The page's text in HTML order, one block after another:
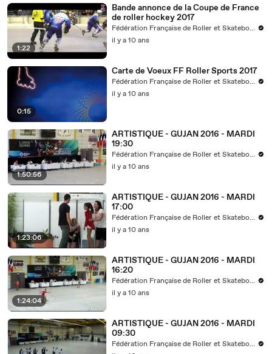
1:22
Bande annonce de la Coupe de France
de roller hockey 2017
Fédération Française de Roller et Skateboard
il y a 10 ans
0:15
Carte de Voeux FF Roller Sports 2017
Fédération Française de Roller et Skateboard
il y a 10 ans
1:50:56
ARTISTIQUE - GUJAN 2016 - MARDI
19:30
Fédération Française de Roller et Skateboard
il y a 10 ans
1:23:06
ARTISTIQUE - GUJAN 2016 - MARDI
17:00
Fédération Française de Roller et Skateboard
il y a 10 ans
1:24:04
ARTISTIQUE - GUJAN 2016 - MARDI
16:20
Fédération Française de Roller et Skateboard
il y a 10 ans
ARTISTIQUE - GUJAN 2016 - MARDI
09:30
Fédération Française de Roller et Skateboard